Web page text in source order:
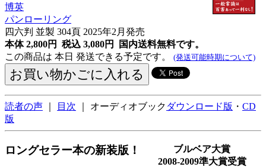
博英
パンローリング
四六判 並製 304頁 2025年2月発売
本体 2,800円 税込 3,080円
国内送料無料です。
この商品は 本日 発送できる予定です。 (発送可能時期について)
読者の声 目次 ｜ オーディオブック ダウンロード版 ・ CD
版
ブルベア大賞
2008-2009準大賞受賞
ロングセラー本の新装版！